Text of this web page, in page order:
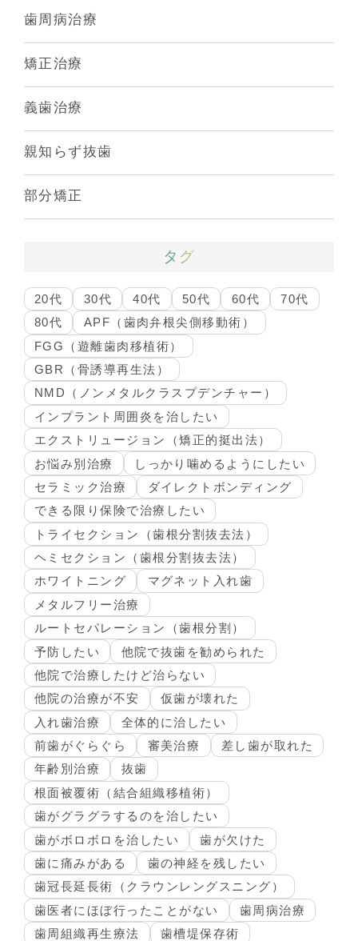
歯周病治療
矯正治療
義歯治療
親知らず抜歯
部分矯正
タグ
20代 30代 40代 50代 60代
70代
80代
APF（歯肉弁根尖側移動術）
FGG（遊離歯肉移植術）
GBR（骨誘導再生法）
NMD（ノンメタルクラスプデンチャー）
インプラント周囲炎を治したい
エクストリュージョン（矯正的挺出法）
お悩み別治療
しっかり噛めるようにしたい
セラミック治療
ダイレクトボンディング
できる限り保険で治療したい
トライセクション（歯根分割抜去法）
ヘミセクション（歯根分割抜去法）
ホワイトニング
マグネット入れ歯
メタルフリー治療
ルートセパレーション（歯根分割）
予防したい
他院で抜歯を勧められた
他院で治療したけど治らない
他院の治療が不安
仮歯が壊れた
入れ歯治療
全体的に治したい
前歯がぐらぐら
審美治療
差し歯が取れた
年齢別治療
抜歯
根面被覆術（結合組織移植術）
歯がグラグラするのを治したい
歯がボロボロを治したい
歯が欠けた
歯に痛みがある
歯の神経を残したい
歯冠長延長術（クラウンレングスニング）
歯医者にほぼ行ったことがない
歯周病治療
歯周組織再生療法
歯槽堤保存術